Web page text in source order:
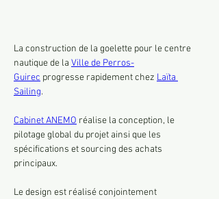
La construction de la goelette pour le centre
nautique de la Ville de Perros-
Guirec progresse rapidement chez Laïta
Sailing.
Cabinet ANEMO réalise la conception, le
pilotage global du projet ainsi que les
spécifications et sourcing des achats
principaux.
Le design est réalisé conjointement